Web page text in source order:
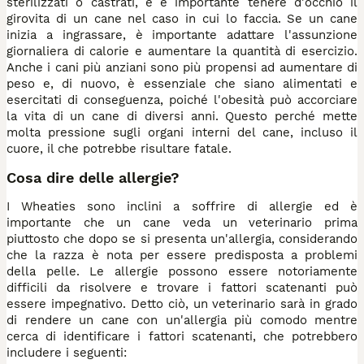
girovita di un cane nel caso in cui lo faccia. Se un cane
inizia a ingrassare, è importante adattare l'assunzione
giornaliera di calorie e aumentare la quantità di esercizio.
Anche i cani più anziani sono più propensi ad aumentare di
peso e, di nuovo, è essenziale che siano alimentati e
esercitati di conseguenza, poiché l'obesità può accorciare
la vita di un cane di diversi anni. Questo perché mette
molta pressione sugli organi interni del cane, incluso il
cuore, il che potrebbe risultare fatale.
Cosa dire delle allergie?
I Wheaties sono inclini a soffrire di allergie ed è
importante che un cane veda un veterinario prima
piuttosto che dopo se si presenta un'allergia, considerando
che la razza è nota per essere predisposta a problemi
della pelle. Le allergie possono essere notoriamente
difficili da risolvere e trovare i fattori scatenanti può
essere impegnativo. Detto ciò, un veterinario sarà in grado
di rendere un cane con un'allergia più comodo mentre
cerca di identificare i fattori scatenanti, che potrebbero
includere i seguenti: